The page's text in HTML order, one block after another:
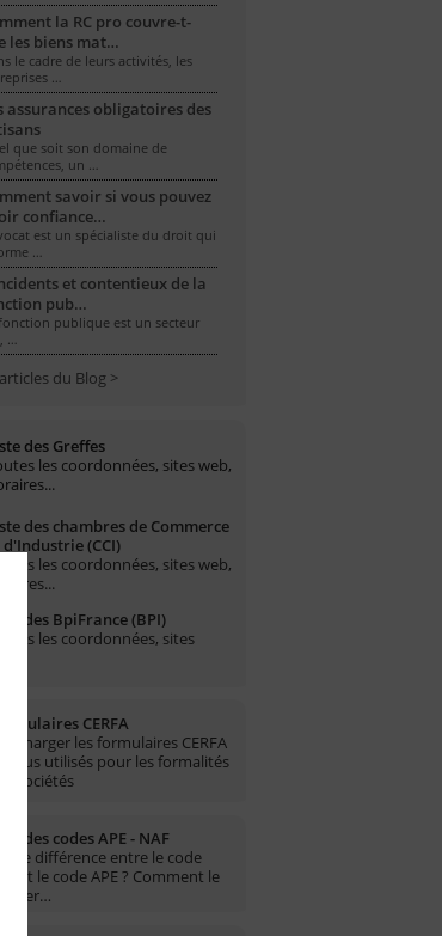
la RC pro couvre-t-
les biens mat…
le cadre de leurs activités, les
…
assurances obligatoires des
que soit son domaine de
un …
savoir si vous pouvez
confiance…
est un spécialiste du droit qui
…
et contentieux de la
pub…
publique est un secteur
…
du Blog >
des Greffes
les coordonnées, sites web,
des chambres de Commerce
d'Industrie (CCI)
les coordonnées, sites web,
des BpiFrance (BPI)
les coordonnées, sites
CERFA
les formulaires CERFA
plus utilisés pour les formalités
sociétés
des codes APE - NAF
différence entre le code
et le code APE ? Comment le